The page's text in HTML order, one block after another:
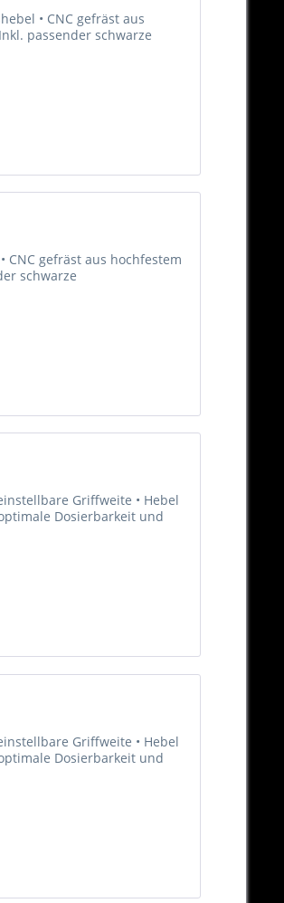
• CNC gefräst aus
passender schwarze
gefräst aus hochfestem
schwarze
Griffweite • Hebel
Dosierbarkeit und
Griffweite • Hebel
Dosierbarkeit und